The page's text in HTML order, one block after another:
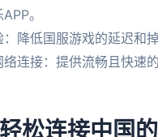
。
降低国服游戏的延迟和掉
络连接：提供流畅且快速
松连接中国